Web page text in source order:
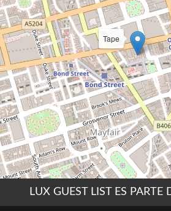
LUX GUEST LIST ES PARTE